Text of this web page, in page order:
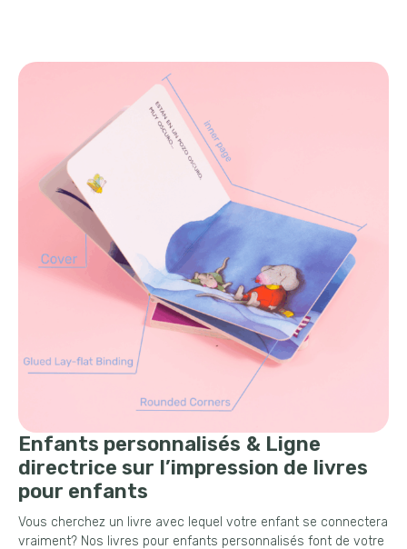
Enfants personnalisés & Ligne
directrice sur l’impression de livres
pour enfants
Vous cherchez un livre avec lequel votre enfant se connectera
vraiment? Nos livres pour enfants personnalisés font de votre